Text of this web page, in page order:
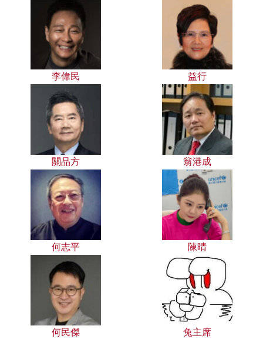
李偉民 益行
關品方 翁港成
何志平 陳晴
何民傑 兔主席